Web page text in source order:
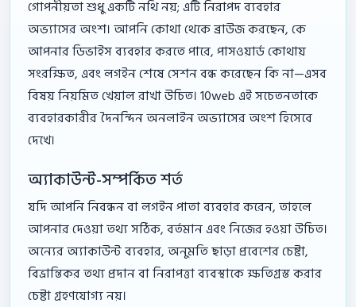
গোপনীয়তা শুধু একটি নথি নয়; এটি নিরাপদ ব্যবহার
অভ্যাসের অংশ। আপনি কোথা থেকে ব্রাউজ করছেন, কে
আপনার ডিভাইস ব্যবহার করতে পারে, পাসওয়ার্ড কোথায়
সংরক্ষিত, এবং লগইন শেষে সেশন বন্ধ করেছেন কি না—এসব
বিষয় নিয়মিত খেয়াল রাখা উচিত। 10web এই সচেতনতাকে
ব্যবহারকারীর দৈনন্দিন অনলাইন অভ্যাসের অংশ হিসেবে
দেখে।
অ্যাকাউন্ট-সম্পর্কিত শর্ত
যদি আপনি নিবন্ধন বা লগইন পাতা ব্যবহার করেন, তাহলে
আপনার দেওয়া তথ্য সঠিক, বর্তমান এবং নিজের হওয়া উচিত।
অন্যের অ্যাকাউন্ট ব্যবহার, অনুমতি ছাড়া প্রবেশের চেষ্টা,
বিভ্রান্তিকর তথ্য প্রদান বা নিরাপত্তা ব্যবস্থাকে ক্ষতিগ্রস্ত করার
চেষ্টা গ্রহণযোগ্য নয়।